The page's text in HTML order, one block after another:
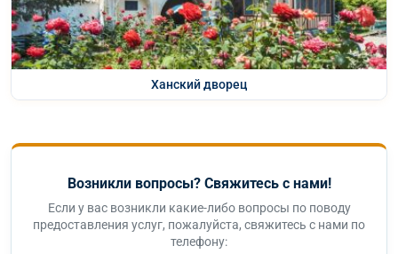
Ханский дворец
Возникли вопросы? Свяжитесь с нами!
Если у вас возникли какие-либо вопросы по поводу
предоставления услуг, пожалуйста, свяжитесь с нами по
телефону: